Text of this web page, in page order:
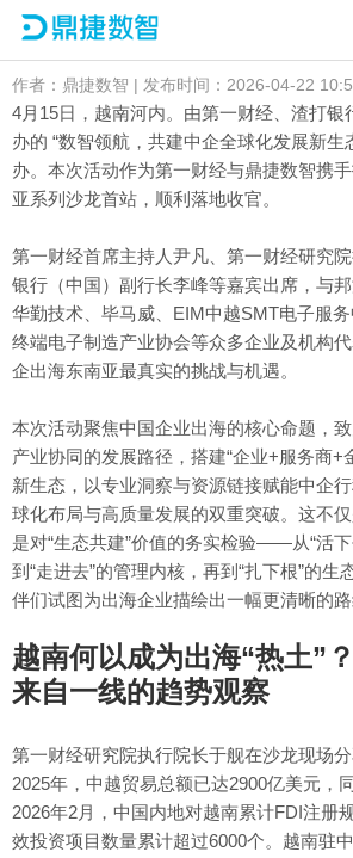
作者：鼎捷数智 | 发布时间：2026-04-22
4月15日，越南河内。由第一财经、渣打银
办的 “数智领航，共建中企全球化发展新生
办。本次活动作为第一财经与鼎捷数智携
亚系列沙龙首站，顺利落地收官。
第一财经首席主持人尹凡、第一财经研究
银行（中国）副行长李峰等嘉宾出席，与邦
华勤技术、毕马威、EIM中越SMT电子服
终端电子制造产业协会等众多企业及机构
企出海东南亚最真实的挑战与机遇。
本次活动聚焦中国企业出海的核心命题，致
产业协同的发展路径，搭建“企业+服务商+
新生态，以专业洞察与资源链接赋能中企
球化布局与高质量发展的双重突破。这不
是对“生态共建”价值的务实检验——从“活下
到“走进去”的管理内核，再到“扎下根”的生
伴们试图为出海企业描绘出一幅更清晰的路
越南何以成为出海“热土”？
来自一线的趋势观察
第一财经研究院执行院长于舰在沙龙现场
2025年，中越贸易总额已达2900亿美元，
2026年2月，中国内地对越南累计FDI注册
效投资项目数量累计超过6000个。越南驻